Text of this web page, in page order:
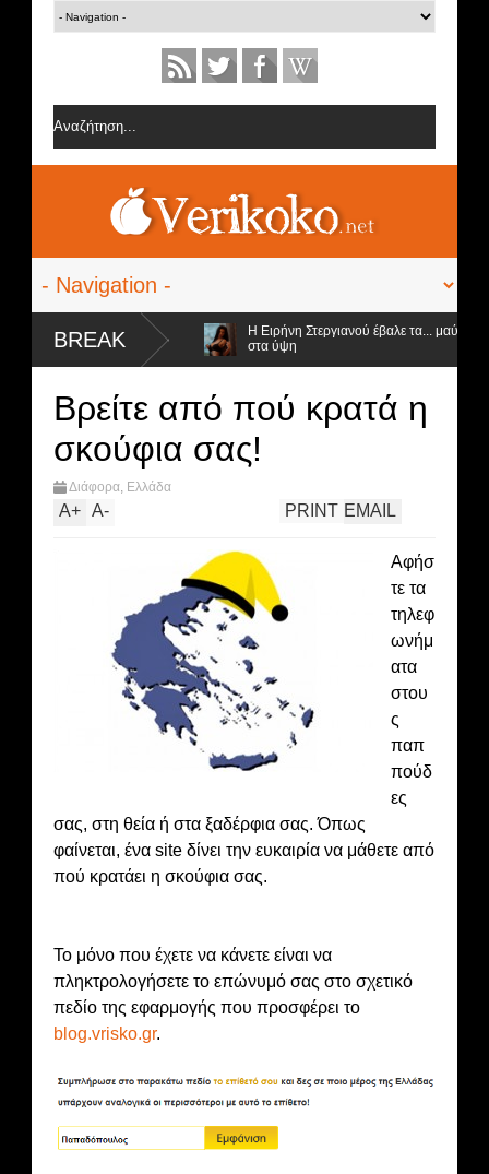
BREAK
της Σοφίας Δανέζη
Η Ειρήνη Στεργιανού έβαλε τα... μαύρα της
στα ύψη
Βρείτε από πού κρατά η
σκούφια σας!
Διάφορα, Ελλάδα
A+ A- EMAIL
PRINT
Αφήσ
τε τα
τηλεφ
ωνήμ
ατα
στου
ς
παπ
πούδ
ες
σας, στη θεία ή στα ξαδέρφια σας. Όπως
φαίνεται, ένα site δίνει την ευκαιρία να μάθετε από
πού κρατάει η σκούφια σας.
Το μόνο που έχετε να κάνετε είναι να
πληκτρολογήσετε το επώνυμό σας στο σχετικό
πεδίο της εφαρμογής που προσφέρει το
blog.vrisko.gr.